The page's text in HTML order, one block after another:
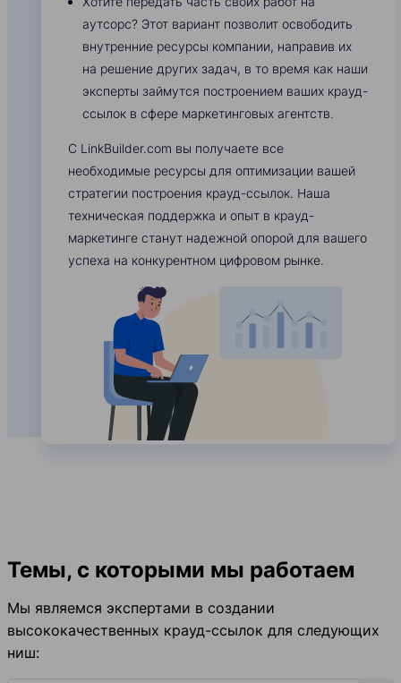
аутсорс? Этот вариант позволит освободить
внутренние ресурсы компании, направив их
на решение других задач, в то время как наши
эксперты займутся построением ваших крауд-
ссылок в сфере маркетинговых агентств.
С LinkBuilder.com вы получаете все
необходимые ресурсы для оптимизации вашей
стратегии построения крауд-ссылок. Наша
техническая поддержка и опыт в крауд-
маркетинге станут надежной опорой для вашего
успеха на конкурентном цифровом рынке.
Темы, с которыми мы работаем
Мы являемся экспертами в создании
высококачественных крауд-ссылок для следующих
ниш: